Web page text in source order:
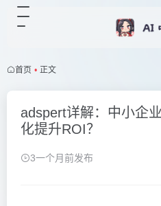
首页 • 正文
adspert详解：中小企
化提升ROI？
3一个月前发布